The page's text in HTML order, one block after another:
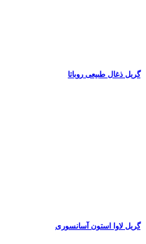
گریل ذغال طبیعی روباتا
گریل لاوا استون آسانسوری